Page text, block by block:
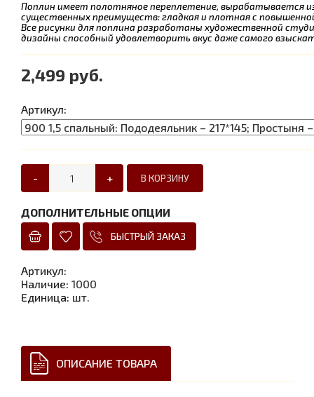
Поплин имеет полотняное переплетение, вырабатывается
существенных преимуществ: гладкая и плотная с
Все рисунки для поплина разработаны художественной
дизайны способный удовлетворить вкус даже самого
2,499 руб.
Артикул:
- +
ДОПОЛНИТЕЛЬНЫЕ ОПЦИИ
БЫСТРЫЙ ЗАКАЗ
Артикул:
Наличие: 1000
Единица: шт.
ОПИСАНИЕ ТОВАРА